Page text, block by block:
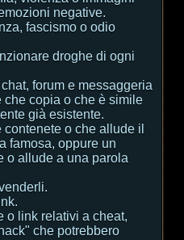
negative.
fascismo o odio
droghe di ogni
forum e messaggeria
che copia o che è simile
già esistente.
o che allude il
famosa, oppure un
o allude a una parola
o link relativi a cheat,
che potrebbero